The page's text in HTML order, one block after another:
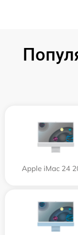
Apple iMac 24